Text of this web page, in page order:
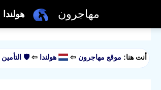
مهاجرون هولندا
أنت هنا: موقع مهاجرون ⇦ هولندا ⇦🛡️ التأمين